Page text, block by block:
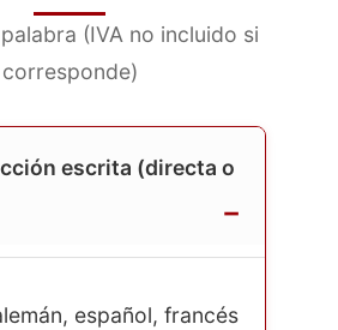
(IVA no incluido si
corresponde)
escrita (directa o
español, francés